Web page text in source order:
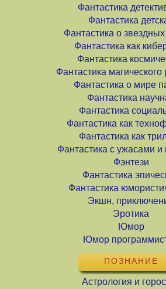
Фантастика
Фантастика
Фантастика о
Фантастика как
Фантастика
Фантастика магического
Фантастика о мире
Фантастика
Фантастика
Фантастика как
Фантастика как
Фантастика с ужасами и
Фэнтези
Фантастика
Фантастика
Экшн,
Эротика
Юмор
Юмор
ПОЗНАНИЕ
Астрология и